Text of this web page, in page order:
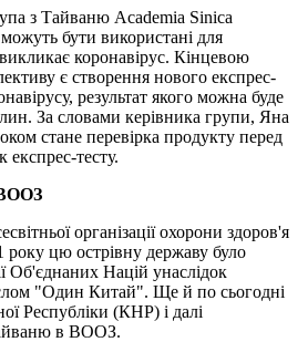
з Тайваню Academia Sinica
бути використані для
коронавірус. Кінцевою
є створення нового експрес-
результат якого можна буде
За словами керівника групи, Яна
стане ​​перевірка продукту перед
тесту.
організації охорони здоров'я
цю острівну державу було
Об'єднаних Націй унаслідок
"Один Китай". Ще й по сьогодні
Республіки (КНР) і далі
в ВООЗ.